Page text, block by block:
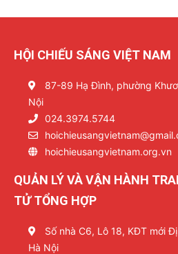
HỘI CHIẾU SÁNG VIỆT NAM
87-89 Hạ Đình, phường
Nội
024.3974.5744
hoichieusangvietnam.org.vn
QUẢN LÝ VÀ VẬN HÀNH
TỬ TỔNG HỢP
Số nhà C6, Lô 18, KĐT mới
Hà Nội